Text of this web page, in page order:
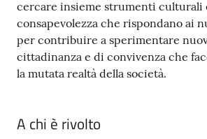
cercare insieme strumenti culturali
consapevolezza che rispondano ai
per contribuire a sperimentare
cittadinanza e di convivenza che
la mutata realtà della società.
A chi è rivolto